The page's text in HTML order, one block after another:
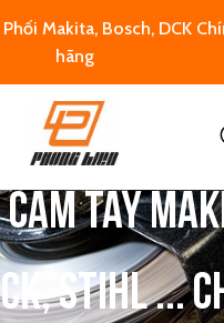
Makita, Bosch, DCK
hãng
cầm tay
Stihl ...